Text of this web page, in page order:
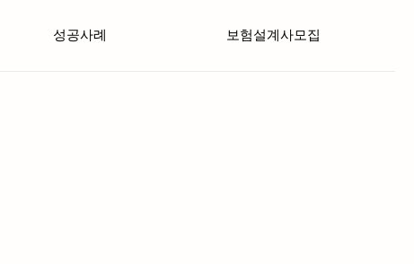
성공사례 보험설계사모집